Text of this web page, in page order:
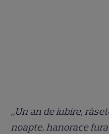
„Un an de iubire,
noapte, hanorace